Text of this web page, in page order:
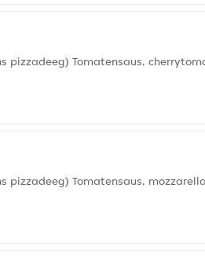
pizzadeeg) Tomatensaus,
pizzadeeg) Tomatensaus,